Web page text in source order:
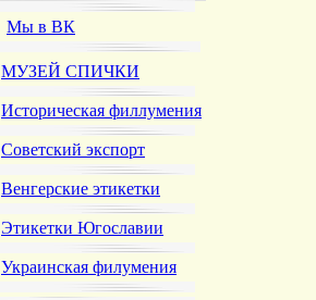
Мы в ВК
МУЗЕЙ СПИЧКИ
Историческая филлумения
Советский экспорт
Венгерские этикетки
Этикетки Югославии
Украинская филумения